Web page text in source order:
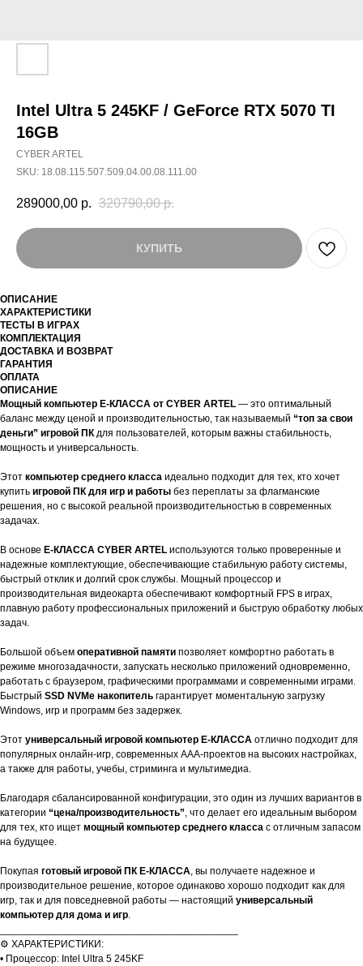
Intel Ultra 5 245KF / GeForce RTX 5070 TI
16GB
CYBER ARTEL
SKU: 18.08.115.507.509.04.00.08.111.00
289000,00 р. 320790,00 р.
КУПИТЬ
ОПИСАНИЕ
ХАРАКТЕРИСТИКИ
ТЕСТЫ В ИГРАХ
КОМПЛЕКТАЦИЯ
ДОСТАВКА И ВОЗВРАТ
ГАРАНТИЯ
ОПЛАТА
ОПИСАНИЕ
Мощный компьютер E-КЛАССА от CYBER ARTEL — это оптимальный
баланс между ценой и производительностью, так называемый “топ за свои
деньги” игровой ПКдля пользователей, которым важны стабильность,
мощность и универсальность.
Этот компьютер среднего класса идеально подходит для тех, кто хочет
купить игровой ПК для игр и работы без переплаты за флагманские
решения, но с высокой реальной производительностью в современных
задачах.
В основе E-КЛАССА CYBER ARTEL используются только проверенные и
надежные комплектующие, обеспечивающие стабильную работу системы,
быстрый отклик и долгий срок службы. Мощный процессор и
производительная видеокарта обеспечивают комфортный FPS в играх,
плавную работу профессиональных приложений и быструю обработку любых
задач.
Большой объем оперативной памяти позволяет комфортно работать в
режиме многозадачности, запускать несколько приложений одновременно,
работать с браузером, графическими программами и современными играми.
Быстрый SSD NVMe накопитель гарантирует моментальную загрузку
Windows, игр и программ без задержек.
Этот универсальный игровой компьютер E-КЛАССА отлично подходит для
популярных онлайн-игр, современных AAA-проектов на высоких настройках,
а также для работы, учебы, стриминга и мультимедиа.
Благодаря сбалансированной конфигурации, это один из лучших вариантов в
категории “цена/производительность”, что делает его идеальным выбором
для тех, кто ищет мощный компьютер среднего класса с отличным запасом
на будущее.
Покупая готовый игровой ПК E-КЛАССА, вы получаете надежное и
производительное решение, которое одинаково хорошо подходит как для
игр, так и для повседневной работы — настоящий универсальный
компьютер для дома и игр.
⚙️ ХАРАКТЕРИСТИКИ:
• Процессор: Intel Ultra 5 245KF